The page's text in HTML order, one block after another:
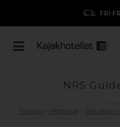
FRI
NRS